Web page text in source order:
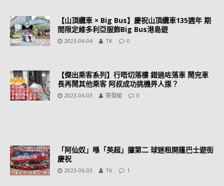
【山頂纜車 × Big Bus】慶祝山頂纜車135週年 期
間限定維多利亞服飾Big Bus港島遊
2023-06-04 TK 0
【傑出乘客系列】行唔切落樓 錯過咗落車 鬧完車
長再鬧其他乘客 阿叔成功挑機畀人揼？
2023-06-03 突發組 0
「阿仙奴」喺「英超」攞第二 球迷租開篷巴士遊街
慶祝
2023-06-03 TK 1